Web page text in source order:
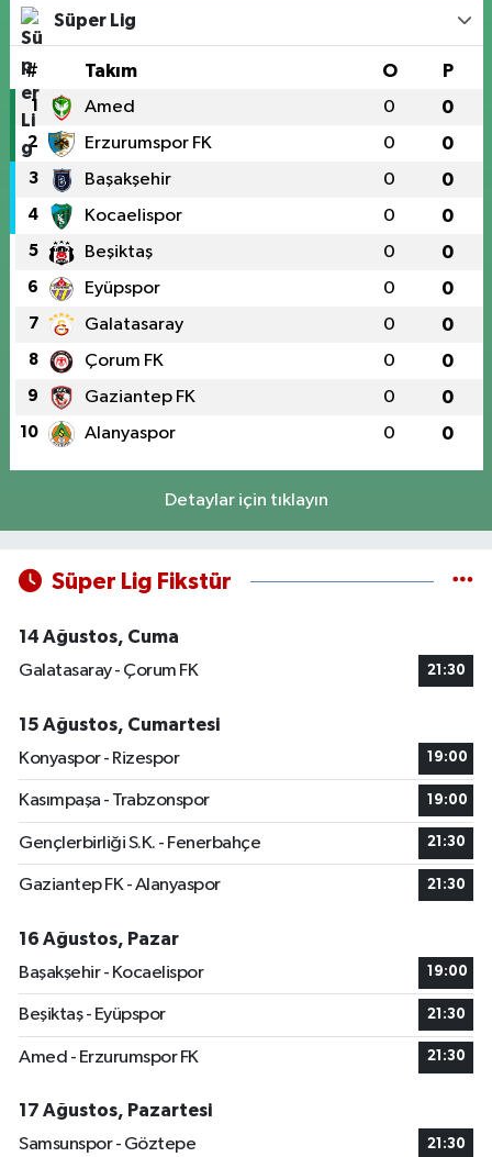
Süper Lig
# Takım O P
1 Amed 0 0
2 Erzurumspor FK 0 0
3 Başakşehir 0 0
4 Kocaelispor 0 0
5 Beşiktaş 0 0
6 Eyüpspor 0 0
7 Galatasaray 0 0
8 Çorum FK 0 0
9 Gaziantep FK 0 0
10 Alanyaspor 0 0
Detaylar için tıklayın
Süper Lig Fikstür
14 Ağustos, Cuma
Galatasaray - Çorum FK
21:30
15 Ağustos, Cumartesi
Konyaspor - Rizespor
19:00
Kasımpaşa - Trabzonspor 19:00
Gençlerbirliği S.K. - Fenerbahçe 21:30
Gaziantep FK - Alanyaspor 21:30
16 Ağustos, Pazar
Başakşehir - Kocaelispor
19:00
Beşiktaş - Eyüpspor 21:30
Amed - Erzurumspor FK 21:30
17 Ağustos, Pazartesi
Samsunspor - Göztepe
21:30